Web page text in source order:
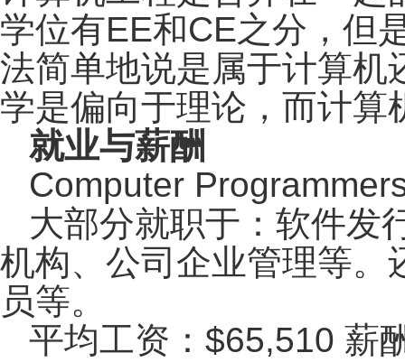
学位有EE和CE之分，但
法简单地说是属于计算机
学是偏向于理论，而计算
就业与薪酬
Computer
大部分就职于：软件发
机构、公司企业管理等。
员等。
平均工资：$65,510 薪